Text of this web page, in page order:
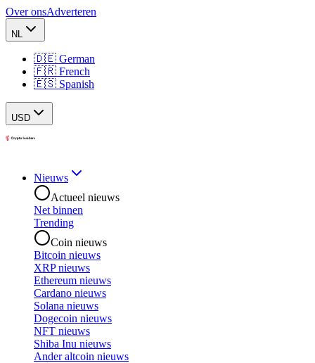
Over onsAdverteren
NL
🇩🇪 German
🇫🇷 French
🇪🇸 Spanish
USD
Nieuws
Actueel nieuws
Net binnen
Trending
Coin nieuws
Bitcoin nieuws
XRP nieuws
Ethereum nieuws
Cardano nieuws
Solana nieuws
Dogecoin nieuws
NFT nieuws
Shiba Inu nieuws
Ander altcoin nieuws